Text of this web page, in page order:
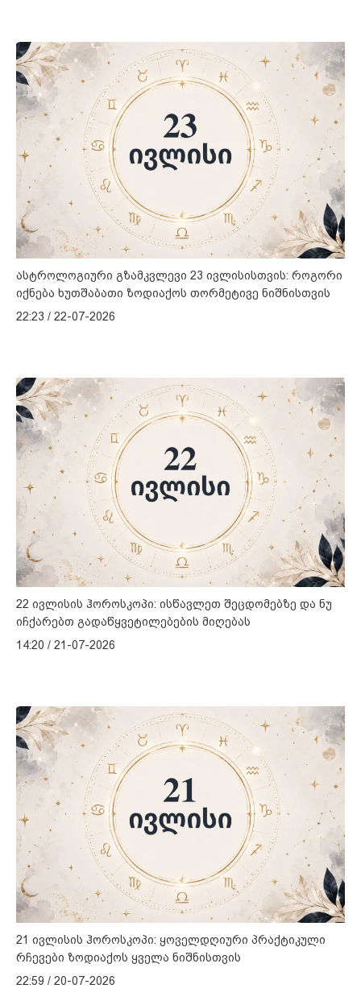
ასტროლოგიური გზამკვლევი 23 ივლისისთვის: როგორი
იქნება ხუთშაბათი ზოდიაქოს თორმეტივე ნიშნისთვის
22:23 / 22-07-2026
22 ივლისის ჰოროსკოპი: ისწავლეთ შეცდომებზე და ნუ
იჩქარებთ გადაწყვეტილებების მიღებას
14:20 / 21-07-2026
21 ივლისის ჰოროსკოპი: ყოველდღიური პრაქტიკული
რჩევები ზოდიაქოს ყველა ნიშნისთვის
22:59 / 20-07-2026